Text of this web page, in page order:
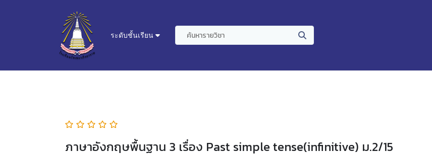
ระดับชั้นเรียน
ภาษาอังกฤษพื้นฐาน 3 เรื่อง Past simple tense(infinitive) ม.2/15